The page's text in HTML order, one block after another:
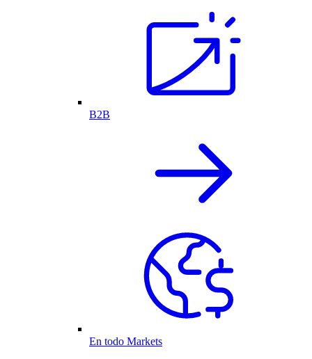
B2B
En todo Markets